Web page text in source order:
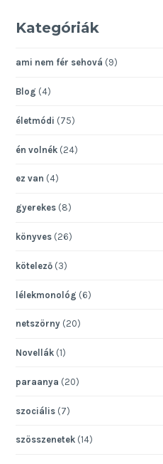
Kategóriák
ami nem fér sehová (9)
Blog (4)
életmódi (75)
én volnék (24)
ez van (4)
gyerekes (8)
könyves (26)
kötelező (3)
lélekmonológ (6)
netszörny (20)
Novellák (1)
paraanya (20)
szociális (7)
szösszenetek (14)